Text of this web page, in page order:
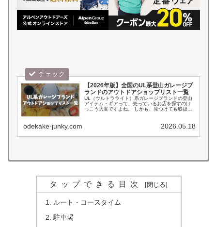
【2026年版】全国のUL系登山ガレージブ
ランドのアウトドアショップリスト一覧
UL（ウルトラライト）系ガレージブランドの登山
アイテム・ギアって、売っているお店を探すのけ
っこう大変ですよね。 しかも、見つけても取扱数
odekake-junky.com 2026.05.18
タップできる目次
ルート・コースタイム
駐車場